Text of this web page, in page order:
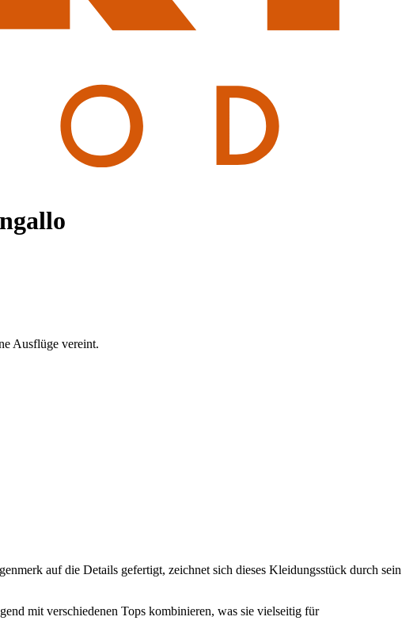
Ausflüge vereint.
auf die Details gefertigt, zeichnet sich dieses Kleidungsstück durch sein
mit verschiedenen Tops kombinieren, was sie vielseitig für